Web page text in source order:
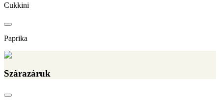
Cukkini
Paprika
Szárazáruk